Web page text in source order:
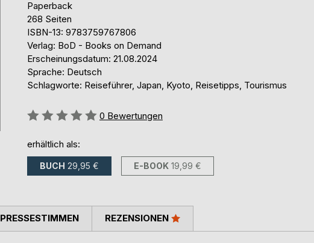
Paperback
268 Seiten
ISBN-13: 9783759767806
Verlag: BoD - Books on Demand
Erscheinungsdatum: 21.08.2024
Sprache: Deutsch
Schlagworte: Reiseführer, Japan, Kyoto, Reisetipps, Tourismus
Bewertung::
0 Bewertungen
erhältlich als:
BUCH 29,95 € E-BOOK 19,99 €
PRESSESTIMMEN REZENSIONEN